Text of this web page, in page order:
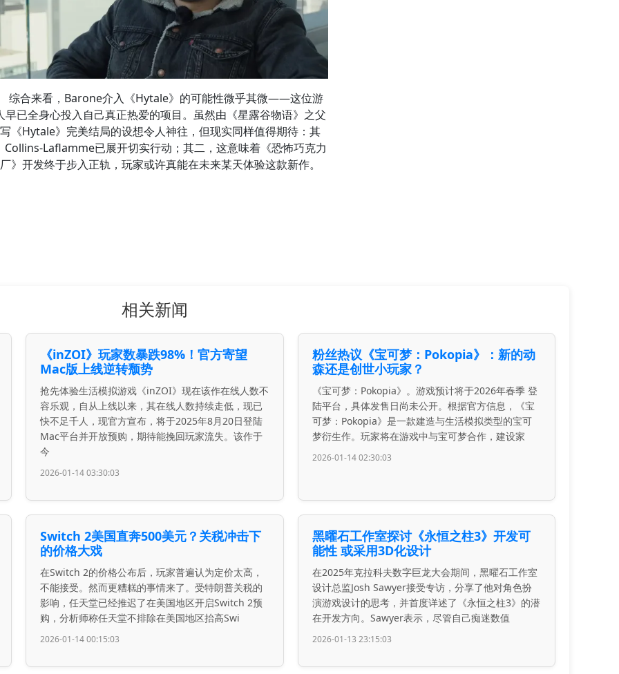
综合来看，Barone介入《Hytale》的可能性微乎其微——这位游
早已全身心投入自己真正热爱的项目。虽然由《星露谷物语》之父
《Hytale》完美结局的设想令人神往，但现实同样值得期待：其
Collins-Laflamme已展开切实行动；其二，这意味着《恐怖巧克力
》开发终于步入正轨，玩家或许真能在未来某天体验这款新作。
相关新闻
《inZOI》玩家数暴跌98%！官方寄望
Mac版上线逆转颓势
抢先体验生活模拟游戏《inZOI》现在该作在线人数不
容乐观，自从上线以来，其在线人数持续走低，现已
快不足千人，现官方宣布，将于2025年8月20日登陆
Mac平台并开放预购，期待能挽回玩家流失。该作于
今
2026-01-14 03:30:03
粉丝热议《宝可梦：Pokopia》：新的动
森还是创世小玩家？
《宝可梦：Pokopia》。游戏预计将于2026年春季 登
陆平台，具体发售日尚未公开。根据官方信息，《宝
可梦：Pokopia》是一款建造与生活模拟类型的宝可
梦衍生作。玩家将在游戏中与宝可梦合作，建设家
2026-01-14 02:30:03
Switch 2美国直奔500美元？关税冲击下
的价格大戏
在Switch 2的价格公布后，玩家普遍认为定价太高，
不能接受。然而更糟糕的事情来了。受特朗普关税的
影响，任天堂已经推迟了在美国地区开启Switch 2预
购，分析师称任天堂不排除在美国地区抬高Swi
2026-01-14 00:15:03
黑曜石工作室探讨《永恒之柱3》开发可
能性 或采用3D化设计
在2025年克拉科夫数字巨龙大会期间，黑曜石工作室
设计总监Josh Sawyer接受专访，分享了他对角色扮
演游戏设计的思考，并首度详述了《永恒之柱3》的潜
在开发方向。Sawyer表示，尽管自己痴迷数值
2026-01-13 23:15:03